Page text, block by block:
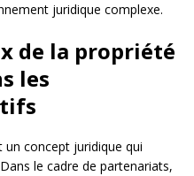
juridique complexe.
de la propriété
les
un concept juridique qui
le cadre de partenariats,